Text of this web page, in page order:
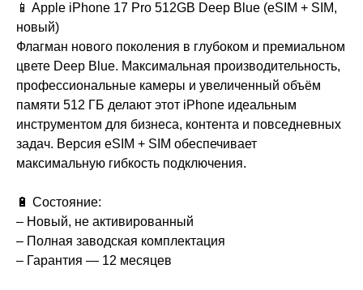
📱 Apple iPhone 17 Pro 512GB Deep Blue (eSIM + SIM,
новый)
Флагман нового поколения в глубоком и премиальном
цвете Deep Blue. Максимальная производительность,
профессиональные камеры и увеличенный объём
памяти 512 ГБ делают этот iPhone идеальным
инструментом для бизнеса, контента и повседневных
задач. Версия eSIM + SIM обеспечивает
максимальную гибкость подключения.
🔋 Состояние:
– Новый, не активированный
– Полная заводская комплектация
– Гарантия — 12 месяцев